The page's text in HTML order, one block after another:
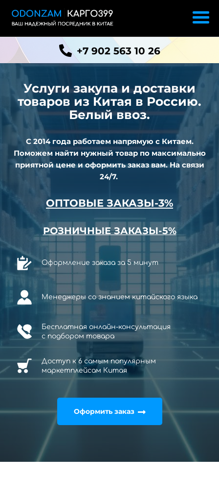
+7 902 563 10 26
Услуги закупа и доставки
товаров из Китая в Россию.
Белый ввоз.
С 2014 года работаем напрямую с Китаем.
Поможем найти нужный товар по максимально
приятной цене и оформить заказ вам. На связи
24/7.
ОПТОВЫЕ ЗАКАЗЫ-3%
РОЗНИЧНЫЕ ЗАКАЗЫ-5%
Оформление заказа за 5 минут
Менеджеры со знанием китайского языка
Бесплатная онлайн-консультация
с подбором товара
Доступ к 6 самым популярным
маркетплейсам Китая
Оформить заказ